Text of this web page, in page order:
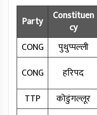
Party
Constituen
cy
CONG
पुथुप्पल्ली
CONG
हरिपद
TTP
कोडुंगल्लूर